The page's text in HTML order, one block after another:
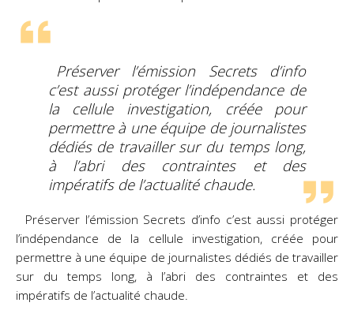
Préserver l’émission Secrets d’info
c’est aussi protéger l’indépendance de
la cellule investigation, créée pour
permettre à une équipe de journalistes
dédiés de travailler sur du temps long,
à l’abri des contraintes et des
impératifs de l’actualité chaude.
Préserver l’émission Secrets d’info c’est aussi protéger
l’indépendance de la cellule investigation, créée pour
permettre à une équipe de journalistes dédiés de travailler
sur du temps long, à l’abri des contraintes et des
impératifs de l’actualité chaude.